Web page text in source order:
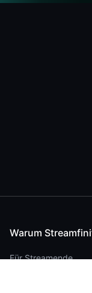
Warum
Für Streamende